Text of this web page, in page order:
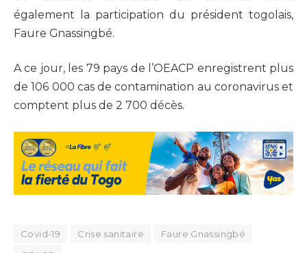
également la participation du président togolais,
Faure Gnassingbé.
A ce jour, les 79 pays de l’OEACP enregistrent plus
de 106 000 cas de contamination au coronavirus et
comptent plus de 2 700 décès.
Covid-19 Crise sanitaire
Faure Gnassingbé